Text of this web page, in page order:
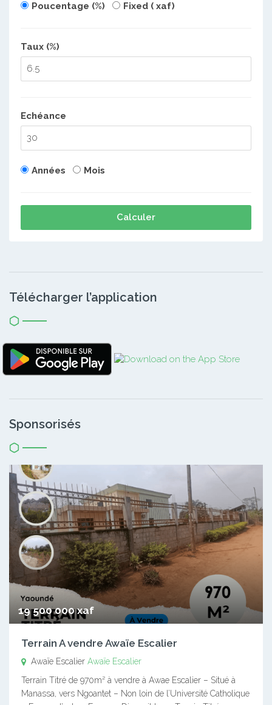
Poucentage (%) Fixed ( xaf)
Taux (%)
Echéance
Années Mois
Calculer
Télécharger l’application
Sponsorisés
19 500 000 xaf
Terrain A vendre Awaïe Escalier
Awaïe Escalier Awaïe Escalier
Terrain Titré de 970m² à vendre à Awae Escalier – Situé à
Manassa, vers Ngoantet – Non loin de l’Université Catholique